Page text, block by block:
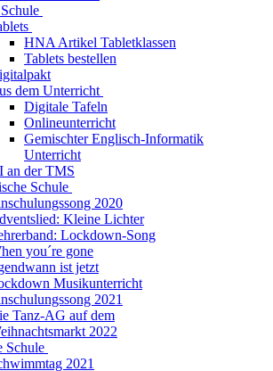
HNA Artikel Tabletklassen
Tablets bestellen
dem Unterricht
Digitale Tafeln
Onlineunterricht
Gemischter Englisch-Informatik
Unterricht
an der TMS
Schule
2020
Kleine Lichter
Lockdown-Song
you´re gone
ist jetzt
Musikunterricht
2021
Tanz-AG auf dem
2022
Schule
2021